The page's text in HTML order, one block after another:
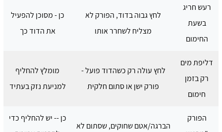
רעש חריג
בשעת
החימום
לחץ גבוה בדוד, הפורק לא
מצליח לשחרר אותו
כן - מסוכן להפעיל
את הדוד כך
דליפת מים
רק בזמן
חימום
לחץ עולה רק כשהדוד פועל -
פורק ישן או סתום חלקית
מומלץ להחליף
למניעת נזק בעתיד
הפורק
הברגה/אטם שחוקים, שסתום לא
כן -- יש להחליף כדי